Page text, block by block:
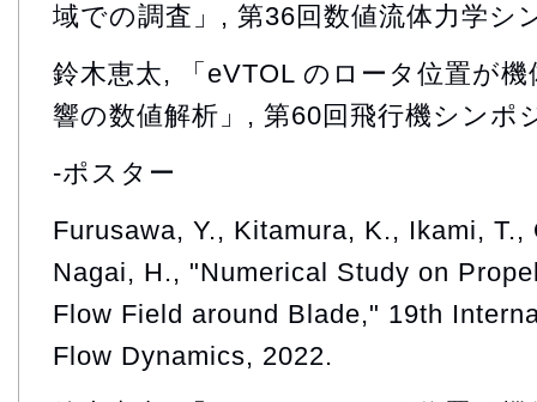
域での調査」, 第36回数値流体力学シ
鈴木恵太, 「eVTOL のロータ位置が
響の数値解析」, 第60回飛行機シンポ
-ポスター
Furusawa, Y., Kitamura, K., Ikami, T.,
Nagai, H., "Numerical Study on
Flow Field around Blade," 19th
Flow Dynamics, 2022.